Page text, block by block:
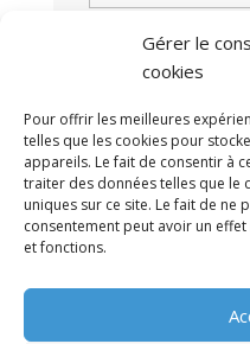
Gérer le
cookies
Pour offrir les meilleures
telles que les cookies pour
appareils. Le fait de consentir à
traiter des données telles que le
uniques sur ce site. Le fait de ne
consentement peut avoir un
et fonctions.
TOUTES LES
MENTIONS